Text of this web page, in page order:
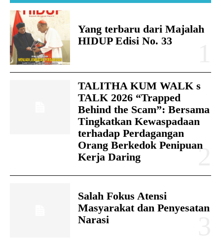
Yang terbaru dari Majalah
HIDUP Edisi No. 33
TALITHA KUM WALK s
TALK 2026 “Trapped
Behind the Scam”: Bersama
Tingkatkan Kewaspadaan
terhadap Perdagangan
Orang Berkedok Penipuan
Kerja Daring
Salah Fokus Atensi
Masyarakat dan Penyesatan
Narasi